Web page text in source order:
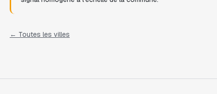
← Toutes les villes